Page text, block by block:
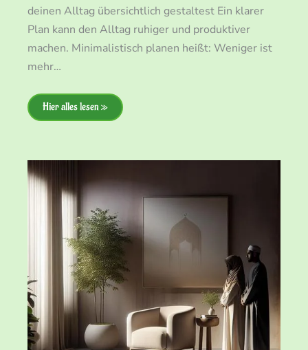
deinen Alltag übersichtlich gestaltest Ein klarer
Plan kann den Alltag ruhiger und produktiver
machen. Minimalistisch planen heißt: Weniger ist
mehr…
Hier alles lesen »